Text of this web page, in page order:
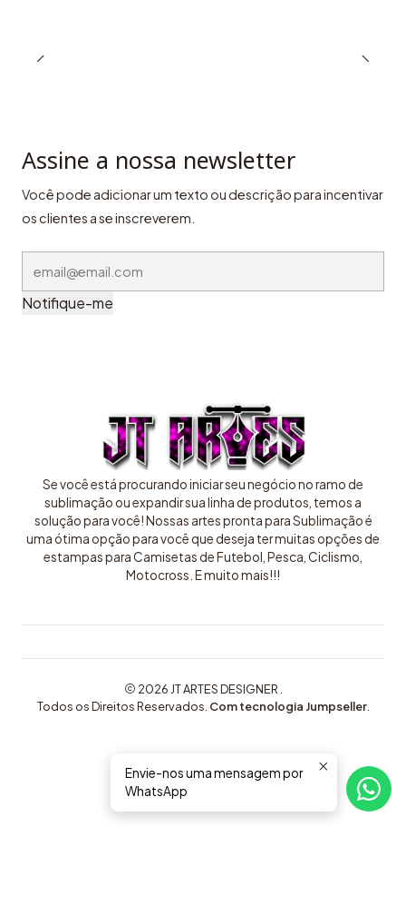
Assine a nossa newsletter
Você pode adicionar um texto ou descrição para incentivar
os clientes a se inscreverem.
Notifique-me
Se você está procurando iniciar seu negócio no ramo de
sublimação ou expandir sua linha de produtos, temos a
solução para você! Nossas artes pronta para Sublimação é
uma ótima opção para você que deseja ter muitas opções de
estampas para Camisetas de Futebol, Pesca, Ciclismo,
Motocross. E muito mais!!!
2026 JT ARTES DESIGNER .
Todos os Direitos Reservados. Com tecnologia Jumpseller.
Envie-nos uma mensagem por
WhatsApp